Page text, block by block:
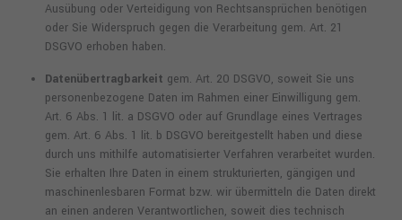
Ausübung oder Verteidigung von Rechtsansprüchen benötigen
oder Sie Widerspruch gegen die Verarbeitung gem. Art. 21
DSGVO erhoben haben.
Datenübertragbarkeit gem. Art. 20 DSGVO, soweit Sie uns
personenbezogene Daten im Rahmen einer Einwilligung gem.
Art. 6 Abs. 1 lit. a DSGVO oder auf Grundlage eines Vertrages
gem. Art. 6 Abs. 1 lit. b DSGVO bereitgestellt haben und diese
durch uns mithilfe automatisierter Verfahren verarbeitet wurden.
Sie erhalten Ihre Daten in einem strukturierten, gängigen und
maschinenlesbaren Format bzw. wir übermitteln die Daten direkt
an einen anderen Verantwortlichen, soweit dies technisch